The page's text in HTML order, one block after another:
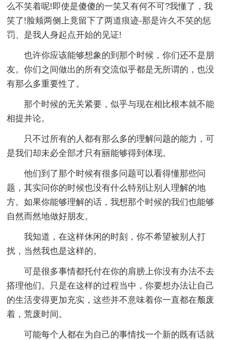
么不笑着呢!即使是傻傻的一笑又有何不可?我懂了，我
笑了!脸颊两侧上竟留下了两道痕迹-那是许久不笑的惩
罚、是我人身起点开始的见证!
也许你应该能够想象的到那个时候，你们还不是朋
友。你们之间做出的所有交流似乎都是无所谓的，也没
有那么多重要性了。
那个时候的无关紧要，似乎与现在相比根本就不能
相提并论。
只不过所有的人都有那么多的理解问题的能力，可
是我们却未必全部才只有丽能够得到体现。
他们到了那个时候有很多问题可以看得懂那些问
题，其实问你的时候也没有什么特别让别人理解的地
方。如果你能够理解的话，我想那个时候的我们也能够
自然而然地做好朋友。
我知道，在这样休闲的时刻，你不希望被别人打
扰，当然我也是这样的。
可是很多事情都托付在你的肩膀上你没有办法不去
搭理他们。只是在这样的过程当中，你要想办法让自己
的生活变得更加充实，这些并不意味着你一直都在颓废
着，荒废时间。
可能每个人都在为自己的事情找一个新的既有话就